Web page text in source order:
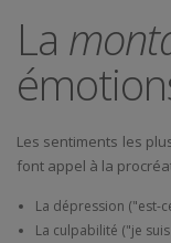
La
Les sentiments les
font appel à la
La dépression ("est-
La culpabilité ("je